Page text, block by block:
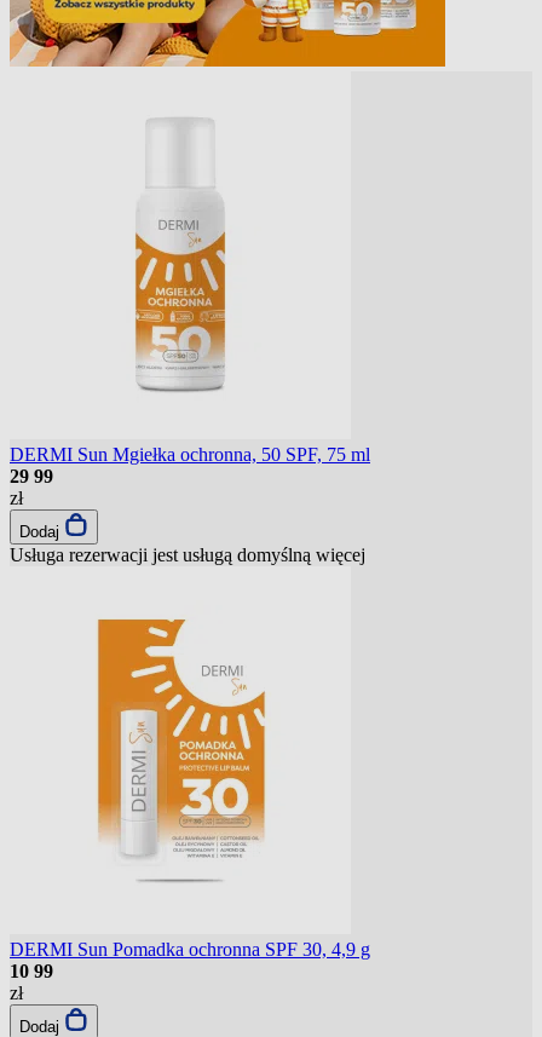
DERMI Sun Mgiełka ochronna, 50 SPF, 75 ml
29 99
zł
Dodaj
Usługa rezerwacji jest usługą domyślną więcej
DERMI Sun Pomadka ochronna SPF 30, 4,9 g
10 99
zł
Dodaj